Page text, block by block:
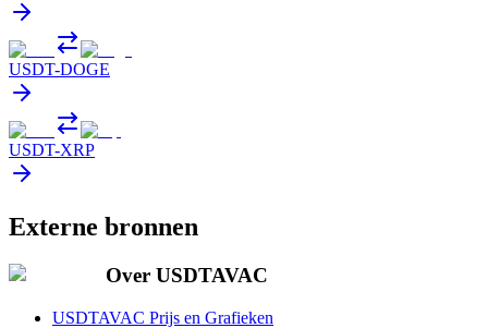
USDT-DOGE
USDT-XRP
Externe bronnen
Over USDTAVAC
USDTAVAC Prijs en Grafieken